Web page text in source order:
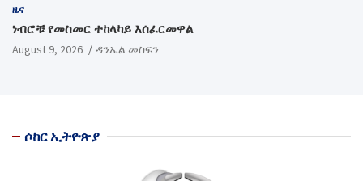
ዜና
ነብሮቹ የመስመር ተከላካይ እሰፈርመዋል
August 9, 2026 ዳንኤል መስፍን
ሶከር ኢትዮጵያ